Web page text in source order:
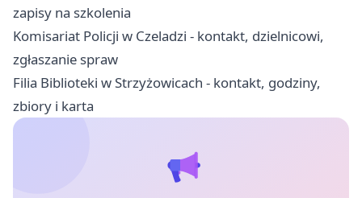
zapisy na szkolenia
Komisariat Policji w Czeladzi - kontakt, dzielnicowi,
zgłaszanie spraw
Filia Biblioteki w Strzyżowicach - kontakt, godziny,
zbiory i karta